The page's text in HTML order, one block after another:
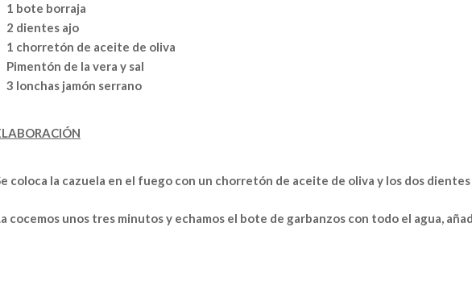
1 bote borraja
2 dientes ajo
1 chorretón de aceite de oliva
Pimentón de la vera y sal
3 lonchas jamón serrano
coloca la cazuela en el fuego con un chorretón de aceite de oliva y los dos
cocemos unos tres minutos y echamos el bote de garbanzos con todo el agua,